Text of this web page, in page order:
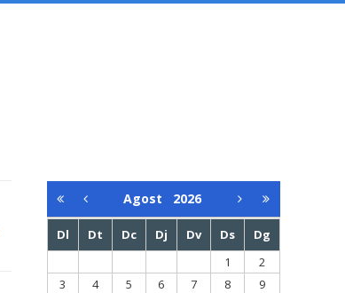
Agost 2026
Dl Dt Dc Dj Dv Ds
Dg
1
2
3
4 5 6 7 8
9